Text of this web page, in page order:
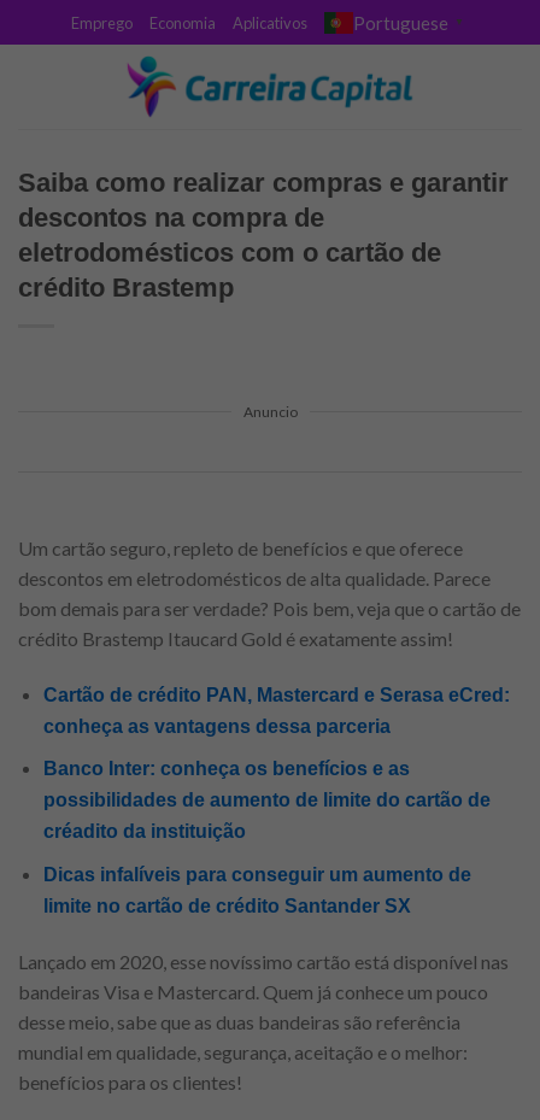
to
Emprego Economia Aplicativos Portuguese ▼
Saiba como realizar compras e garantir
descontos na compra de
eletrodomésticos com o cartão de
crédito Brastemp
Anuncio
Um cartão seguro, repleto de benefícios e que oferece
descontos em eletrodomésticos de alta qualidade. Parece
bom demais para ser verdade? Pois bem, veja que o cartão de
crédito Brastemp Itaucard Gold é exatamente assim!
Cartão de crédito PAN, Mastercard e Serasa eCred:
conheça as vantagens dessa parceria
Banco Inter: conheça os benefícios e as
possibilidades de aumento de limite do cartão de
créadito da instituição
Dicas infalíveis para conseguir um aumento de
limite no cartão de crédito Santander SX
Lançado em 2020, esse novíssimo cartão está disponível nas
bandeiras Visa e Mastercard. Quem já conhece um pouco
desse meio, sabe que as duas bandeiras são referência
mundial em qualidade, segurança, aceitação e o melhor:
benefícios para os clientes!